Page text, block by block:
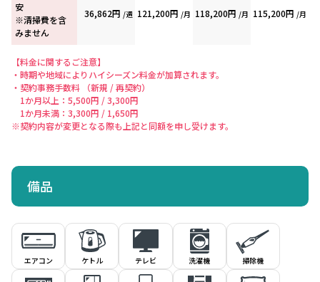
安
※清掃費を含
みません
36,862円 /週 121,200円 /月 118,200円 /月 115,200円 /月
【料金に関するご注意】
・時期や地域によりハイシーズン料金が加算されます。
・契約事務手数料 （新規 / 再契約）
1か月以上：5,500円 / 3,300円
1か月未満：3,300円 / 1,650円
※契約内容が変更となる際も上記と同額を申し受けます。
備品
エアコン ケトル テレビ 洗濯機 掃除機